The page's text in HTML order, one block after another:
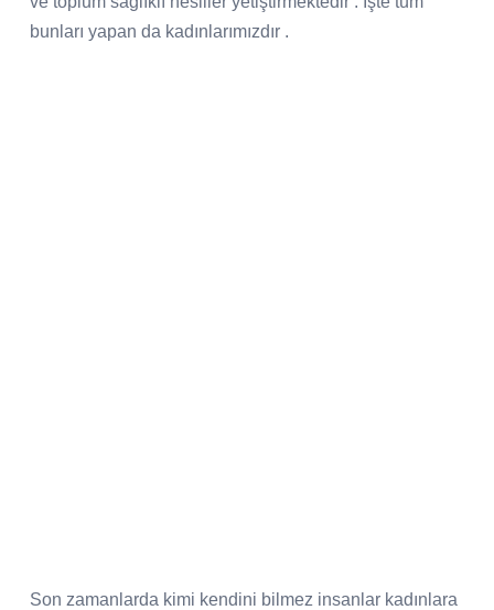
bunları yapan da kadınlarımızdır .
Son zamanlarda kimi kendini bilmez insanlar kadınlara